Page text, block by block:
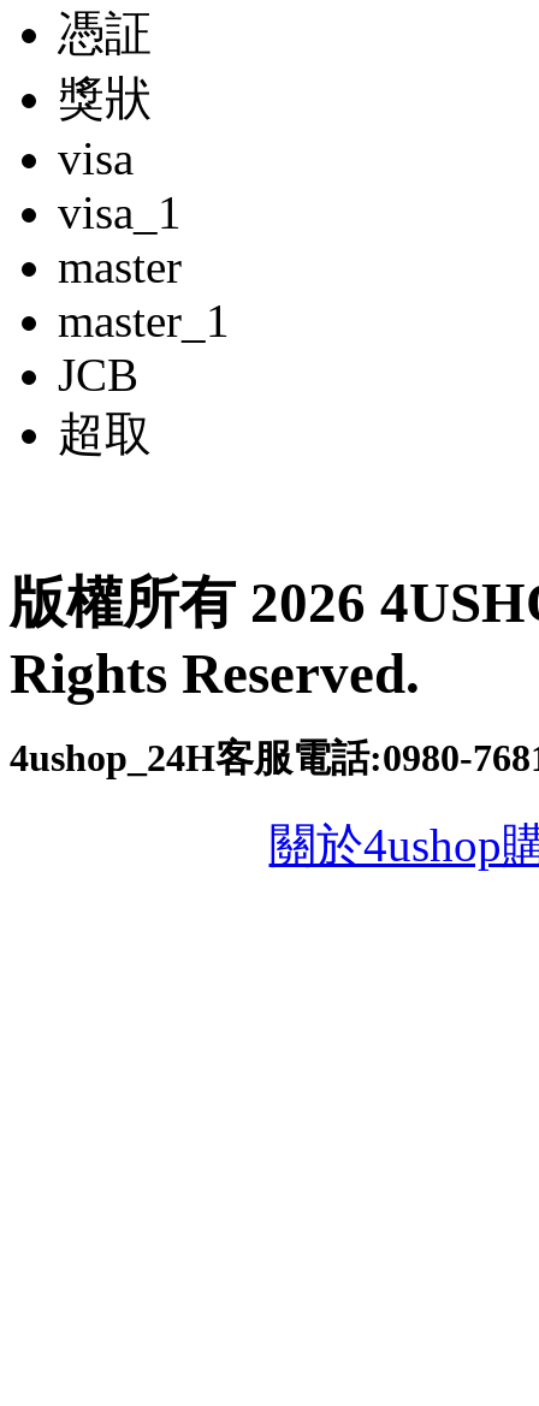
憑証
獎狀
visa
visa_1
master
master_1
JCB
超取
版權所有 2026
Rights Reserved.
4ushop_24H客服電話:0980-
關於4ushop